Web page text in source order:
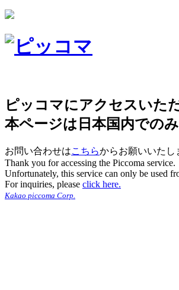
ピッコマにアクセスいた
本ページは日本国内での
お問い合わせはこちらからお願いいたし
Thank you for accessing the Piccoma service.
Unfortunately, this service can only be used
For inquiries, please click here.
Kakao piccoma Corp.